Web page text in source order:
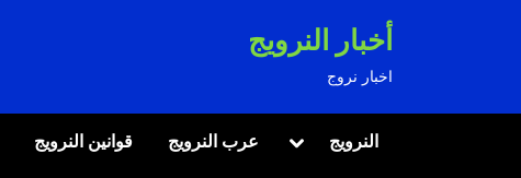
أخبار النرويج
اخبار نروج
النرويج Toggleعرب النرويج قوانين النرويج